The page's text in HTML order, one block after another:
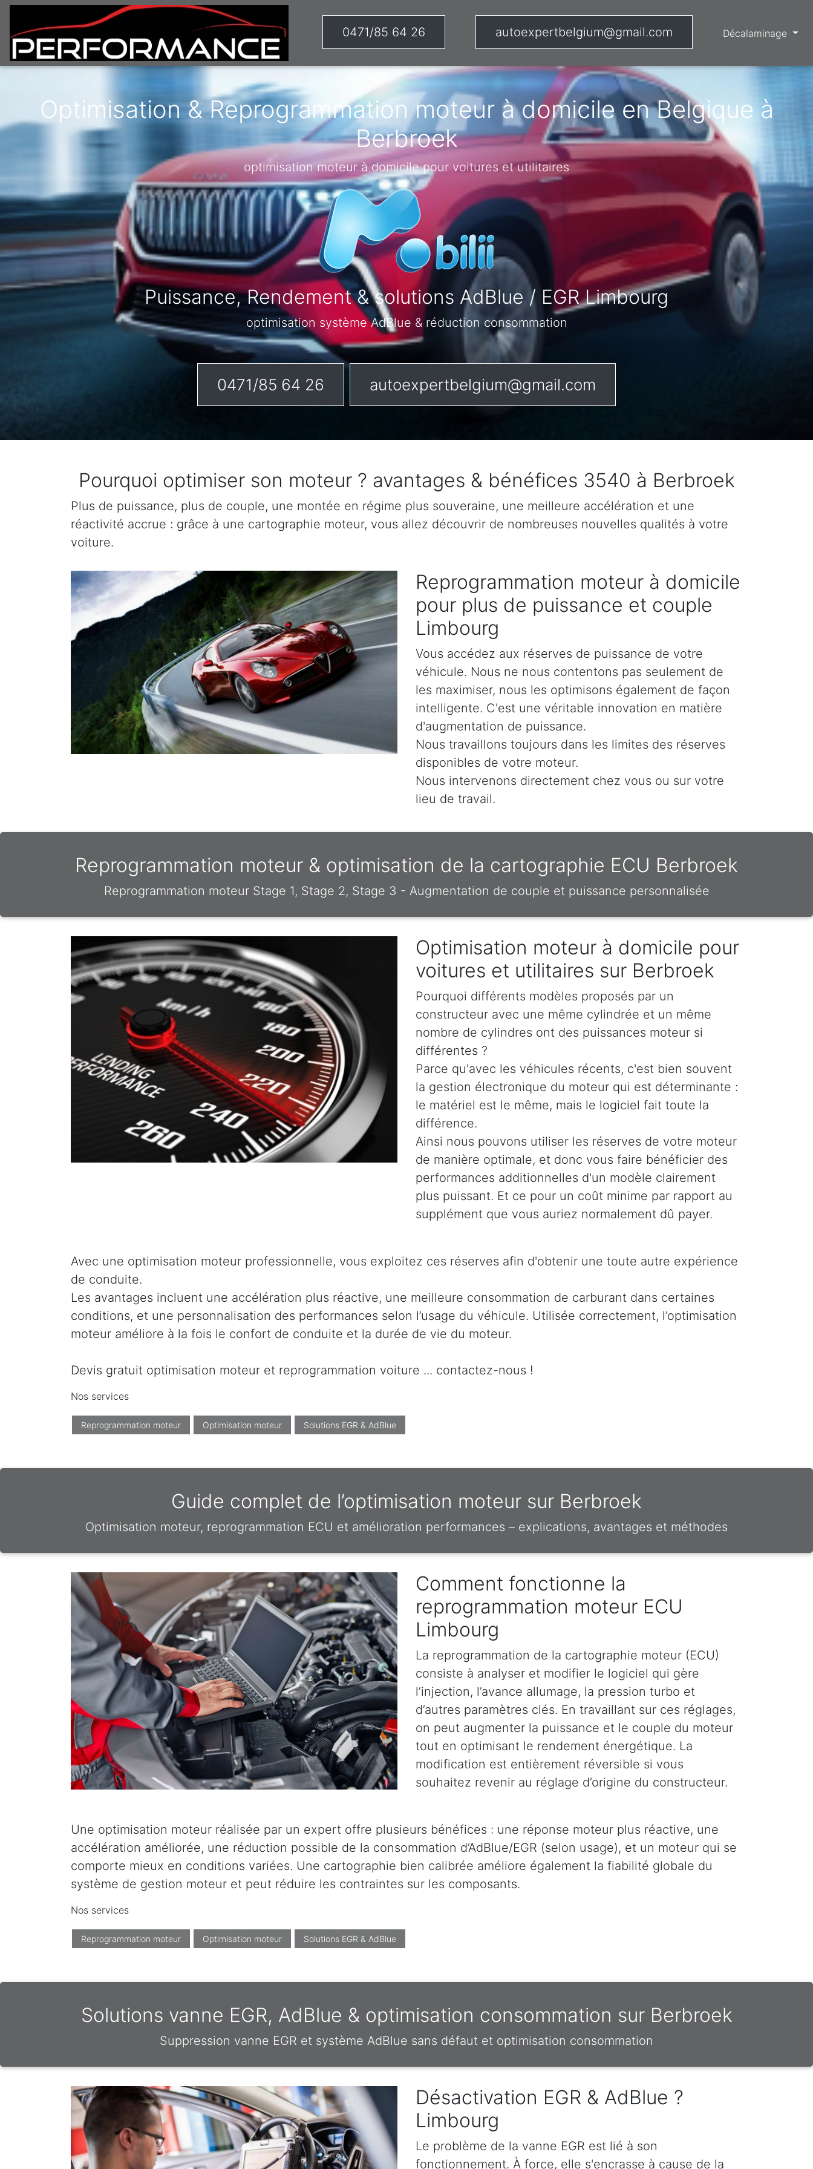
0471/85 64 26 autoexpertbelgium@gmail.com Décalaminage
Optimisation & Reprogrammation moteur à domicile en Belgique à
Berbroek
optimisation moteur à domicile pour voitures et utilitaires
Puissance, Rendement & solutions AdBlue / EGR Limbourg
optimisation système AdBlue & réduction consommation
0471/85 64 26 autoexpertbelgium@gmail.com
Pourquoi optimiser son moteur ? avantages & bénéfices 3540 à Berbroek
Plus de puissance, plus de couple, une montée en régime plus souveraine, une meilleure accélération et une
réactivité accrue : grâce à une cartographie moteur, vous allez découvrir de nombreuses nouvelles qualités à votre
voiture.
Reprogrammation moteur à domicile
pour plus de puissance et couple
Limbourg
Vous accédez aux réserves de puissance de votre
véhicule. Nous ne nous contentons pas seulement de
les maximiser, nous les optimisons également de façon
intelligente. C'est une véritable innovation en matière
d'augmentation de puissance.
Nous travaillons toujours dans les limites des réserves
disponibles de votre moteur.
Nous intervenons directement chez vous ou sur votre
lieu de travail.
Reprogrammation moteur & optimisation de la cartographie ECU Berbroek
Reprogrammation moteur Stage 1, Stage 2, Stage 3 - Augmentation de couple et puissance personnalisée
Optimisation moteur à domicile pour
voitures et utilitaires sur Berbroek
Pourquoi différents modèles proposés par un
constructeur avec une même cylindrée et un même
nombre de cylindres ont des puissances moteur si
différentes ?
Parce qu'avec les véhicules récents, c'est bien souvent
la gestion électronique du moteur qui est déterminante :
le matériel est le même, mais le logiciel fait toute la
différence.
Ainsi nous pouvons utiliser les réserves de votre moteur
de manière optimale, et donc vous faire bénéficier des
performances additionnelles d'un modèle clairement
plus puissant. Et ce pour un coût minime par rapport au
supplément que vous auriez normalement dû payer.
Avec une optimisation moteur professionnelle, vous exploitez ces réserves afin d'obtenir une toute autre expérience
de conduite.
Les avantages incluent une accélération plus réactive, une meilleure consommation de carburant dans certaines
conditions, et une personnalisation des performances selon l’usage du véhicule. Utilisée correctement, l’optimisation
moteur améliore à la fois le confort de conduite et la durée de vie du moteur.
Devis gratuit optimisation moteur et reprogrammation voiture ... contactez-nous !
Nos services
Reprogrammation moteur Optimisation moteur Solutions EGR & AdBlue
Guide complet de l’optimisation moteur sur Berbroek
Optimisation moteur, reprogrammation ECU et amélioration performances – explications, avantages et méthodes
Comment fonctionne la
reprogrammation moteur ECU
Limbourg
La reprogrammation de la cartographie moteur (ECU)
consiste à analyser et modifier le logiciel qui gère
l’injection, l’avance allumage, la pression turbo et
d’autres paramètres clés. En travaillant sur ces réglages,
on peut augmenter la puissance et le couple du moteur
tout en optimisant le rendement énergétique. La
modification est entièrement réversible si vous
souhaitez revenir au réglage d’origine du constructeur.
Une optimisation moteur réalisée par un expert offre plusieurs bénéfices : une réponse moteur plus réactive, une
accélération améliorée, une réduction possible de la consommation d’AdBlue/EGR (selon usage), et un moteur qui se
comporte mieux en conditions variées. Une cartographie bien calibrée améliore également la fiabilité globale du
système de gestion moteur et peut réduire les contraintes sur les composants.
Nos services
Reprogrammation moteur Optimisation moteur Solutions EGR & AdBlue
Solutions vanne EGR, AdBlue & optimisation consommation sur Berbroek
Suppression vanne EGR et système AdBlue sans défaut et optimisation consommation
Désactivation EGR & AdBlue ?
Limbourg
Le problème de la vanne EGR est lié à son
fonctionnement. À force, elle s'encrasse à cause de la